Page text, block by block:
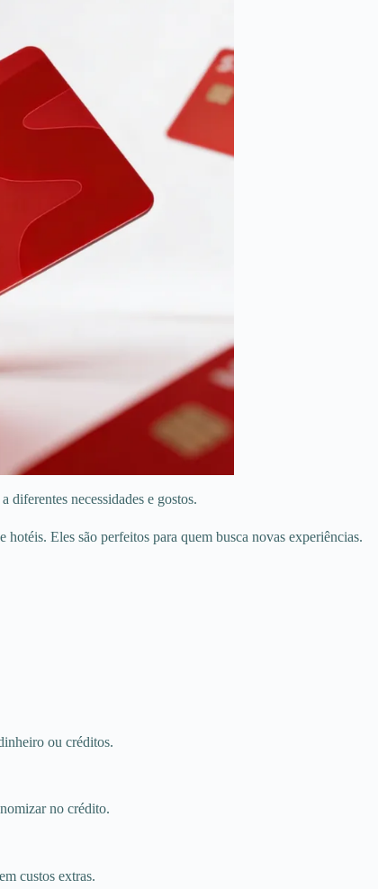
diferentes necessidades e gostos.
hotéis. Eles são perfeitos para quem busca novas experiências.
ou créditos.
no crédito.
custos extras.